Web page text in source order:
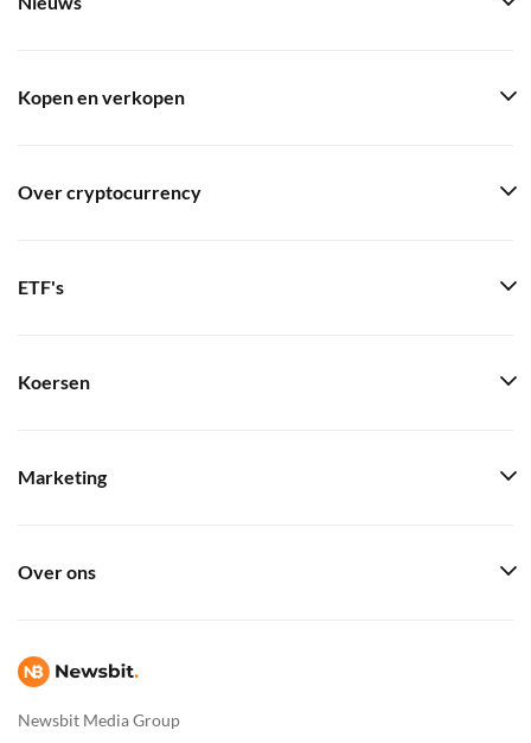
Newsbit Media Group
Kopen en verkopen
Over cryptocurrency
ETF's
Koersen
Marketing
Over ons